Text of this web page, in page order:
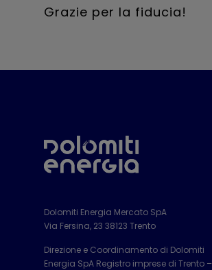
Grazie per la fiducia!
Dolomiti Energia Mercato SpA
Via Fersina, 23 38123 Trento
Direzione e Coordinamento di Dolomiti
Energia SpA Registro imprese di Trento –